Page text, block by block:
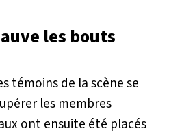
les bouts
témoins de la scène se
les membres
ont ensuite été placés